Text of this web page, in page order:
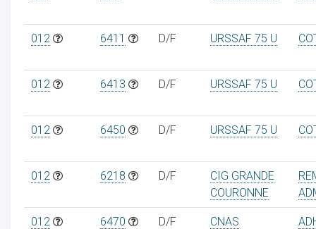
012 6411 D/F URSSAF 75 U
012 6413 D/F URSSAF 75 U
012 6450 D/F URSSAF 75 U
012 6218 D/F
CIG GRANDE
COURONNE
012 6470 D/F CNAS